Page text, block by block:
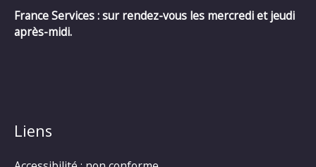
France Services : sur rendez-vous les mercredi et jeudi
après-midi.
Liens